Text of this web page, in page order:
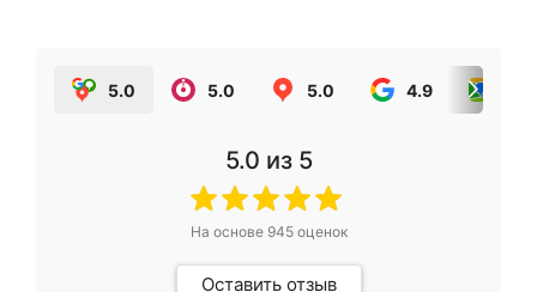
5.0 5.0 5.0 4.9
5.0 из 5
На основе 945оценок
Оставить отзыв